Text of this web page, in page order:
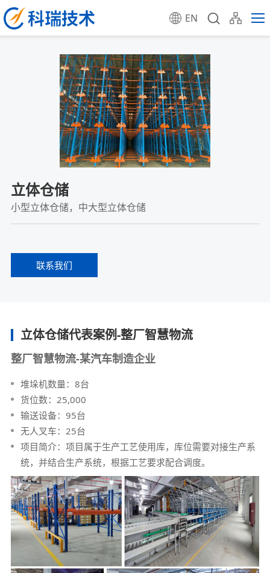
EN
立体仓储
小型立体仓储，中大型立体仓储
联系我们
立体仓储代表案例-整厂智慧物流
整厂智慧物流-某汽车制造企业
堆垛机数量：8台
货位数：25,000
输送设备：95台
无人叉车：25台
项目简介：项目属于生产工艺使用库，库位需要对接生产系
统，并结合生产系统，根据工艺要求配合调度。